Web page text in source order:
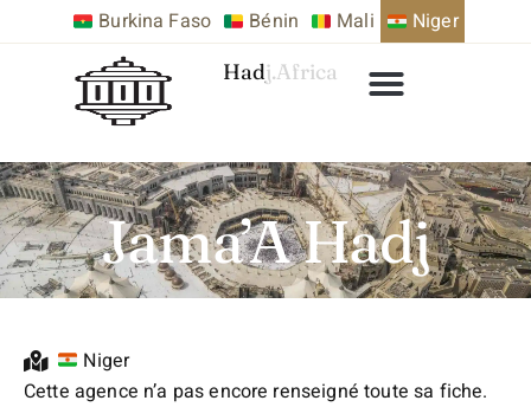
Burkina Faso Bénin Mali Niger
Hadj.Africa
Jama’A Hadj
Niger
Cette agence n’a pas encore renseigné toute sa fiche.